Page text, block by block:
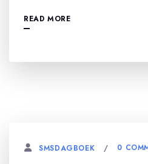
READ MORE
SMSDAGBOEK 0